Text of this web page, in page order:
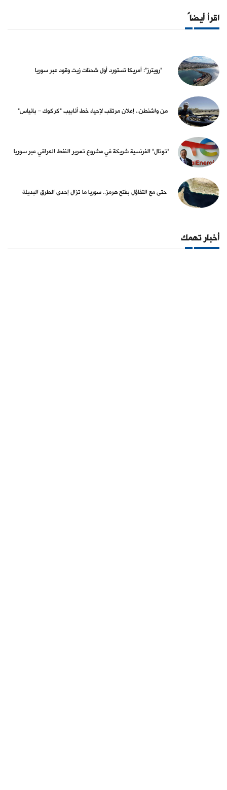
اقرأ أيضاً
"رويترز": أمريكا تستورد أول شحنات زيت وقود عبر سوريا
من واشنطن.. إعلان مرتقب لإحياء خط أنابيب "كركوك – بانياس"
"توتال" الفرنسية شريكة في مشروع تمرير النفط العراقي عبر سوريا
حتى مع التفاؤل بفتح هرمز.. سوريا ما تزال إحدى الطرق البديلة
أخبار تهمك